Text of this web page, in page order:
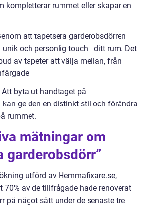
kompletterar rummet eller skapar en
att tapetsera garderobsdörren
unik och personlig touch i ditt rum. Det
av tapeter att välja mellan, från
byta ut handtaget på
kan ge den en distinkt stil och förändra
rummet.
mätningar om
garderobsdörr”
utförd av Hemmafixare.se,
70% av de tillfrågade hade renoverat
på något sätt under de senaste tre